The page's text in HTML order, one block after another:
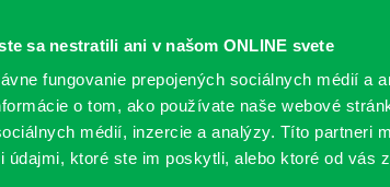
sa nestratili ani v našom ONLINE svete
fungovanie prepojených sociálnych médií a
o tom, ako používate naše webové
médií, inzercie a analýzy. Títo partneri
ktoré ste im poskytli, alebo ktoré od vás
PODUJATIA POBOČKY O